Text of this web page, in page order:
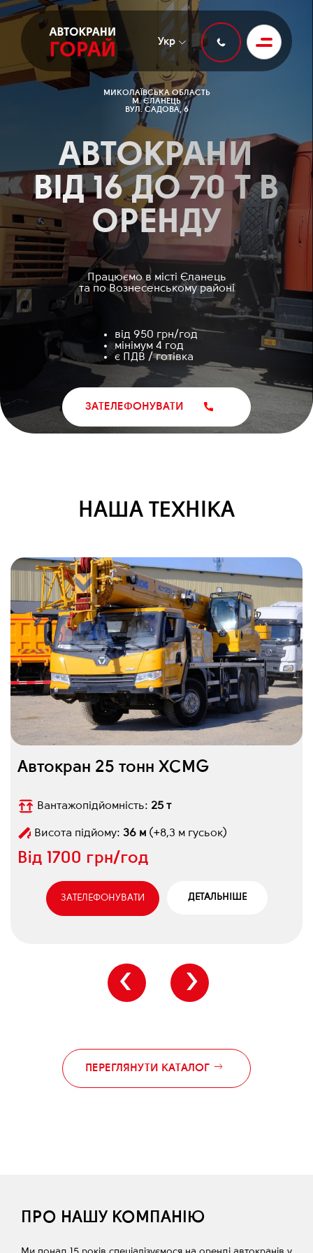
Укр
МИКОЛАЇВСЬКА ОБЛАСТЬ
М. ЄЛАНЕЦЬ
ВУЛ. САДОВА, 6
АВТОКРАНИ
ВІД 16 ДО 70 Т В
ОРЕНДУ
Працюємо в місті Єланець
та по Вознесенському районі
від 950 грн/год
мінімум 4 год
є ПДВ / готівка
ЗАТЕЛЕФОНУВАТИ
НАША ТЕХНІКА
Автокран 25 тонн XCMG
Вантажопідйомність: 25 т
Висота підйому: 36 м (+8,3 м гусьок)
Від 1700 грн/год
ЗАТЕЛЕФОНУВАТИ ДЕТАЛЬНІШЕ
‹ ›
ПЕРЕГЛЯНУТИ КАТАЛОГ
ПРО НАШУ КОМПАНІЮ